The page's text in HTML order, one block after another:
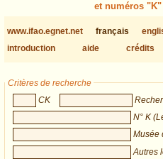
et numéros
www.ifao.egnet.net français
introduction
aide crédits
Critères de recherche
CK
N° K
Musée
Autres